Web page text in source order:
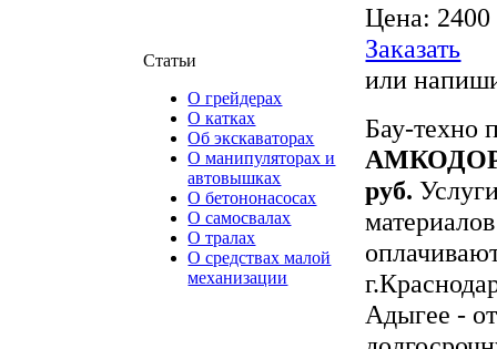
Статьи
О грейдерах
О катках
Об экскаваторах
О манипуляторах и
автовышках
О бетононасосах
О самосвалах
О тралах
О средствах малой
механизации
Цена: 2400
Заказать
или
Бау-техно
АМКОДОР
руб.
Адыгее -